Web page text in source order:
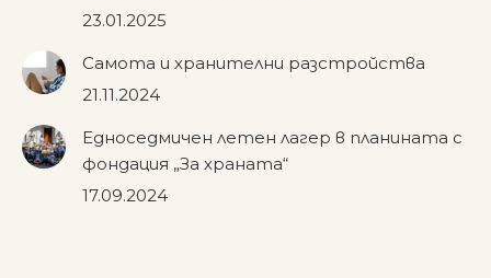
23.01.2025
Самота и хранителни разстройства
21.11.2024
Едноседмичен летен лагер в планината с
фондация „За храната“
17.09.2024